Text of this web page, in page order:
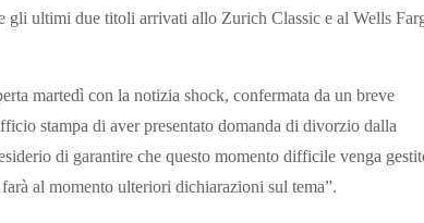
gli ultimi due titoli arrivati allo Zurich Classic e al Wells
martedì con la notizia shock, confermata da un breve
stampa di aver presentato domanda di divorzio dalla
di garantire che questo momento difficile venga
al momento ulteriori dichiarazioni sul tema”.